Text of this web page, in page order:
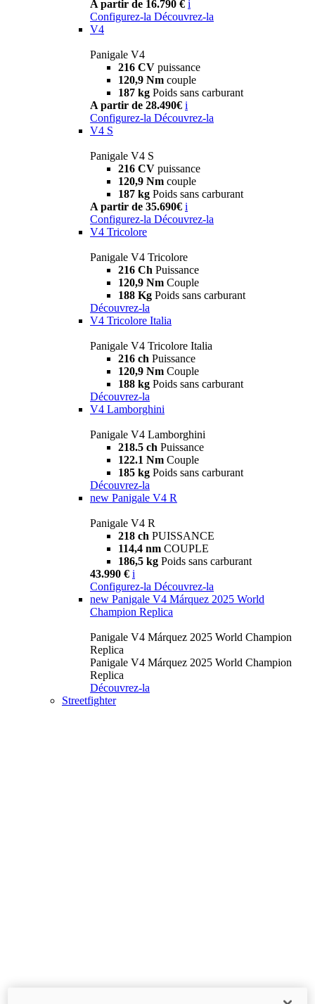
A partir de 16.790 € i
Configurez-la Découvrez-la
V4
Panigale V4
216 CV puissance
120,9 Nm couple
187 kg Poids sans carburant
A partir de 28.490€ i
Configurez-la Découvrez-la
V4 S
Panigale V4 S
216 CV puissance
120,9 Nm couple
187 kg Poids sans carburant
A partir de 35.690€ i
Configurez-la Découvrez-la
V4 Tricolore
Panigale V4 Tricolore
216 Ch Puissance
120,9 Nm Couple
188 Kg Poids sans carburant
Découvrez-la
V4 Tricolore Italia
Panigale V4 Tricolore Italia
216 ch Puissance
120,9 Nm Couple
188 kg Poids sans carburant
Découvrez-la
V4 Lamborghini
Panigale V4 Lamborghini
218.5 ch Puissance
122.1 Nm Couple
185 kg Poids sans carburant
Découvrez-la
new Panigale V4 R
Panigale V4 R
218 ch PUISSANCE
114,4 nm COUPLE
186,5 kg Poids sans carburant
43.990 € i
Configurez-la Découvrez-la
new Panigale V4 Márquez 2025 World
Champion Replica
Panigale V4 Márquez 2025 World Champion
Replica
Panigale V4 Márquez 2025 World Champion
Replica
Découvrez-la
Streetfighter